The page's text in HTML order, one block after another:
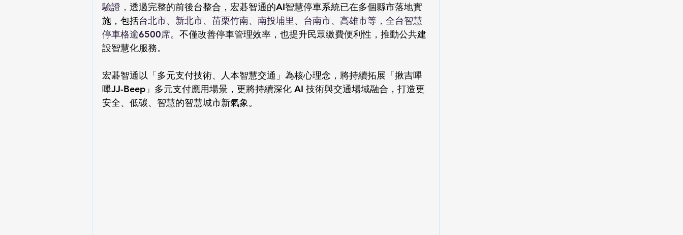
驗證， 透過完整的前後台整合，宏碁智通的AI智慧停車系統已在多個縣市落地實
施，包括台北市、新北市、苗栗竹南、南投埔里、台南市、高雄市等，全台智慧
停車格逾6500席。 不僅改善停車管理效率，也提升民眾繳費便利性，推動公共建
設智慧化服務。
宏碁智通以「多元支付技術、人本智慧交通」為核心理念，將持續拓展「揪吉嗶
嗶JJ-Beep」多元支付應用場景，更將持續深化 AI 技術與交通場域融合，打造更
安全、低碳、智慧的智慧城市新氣象。